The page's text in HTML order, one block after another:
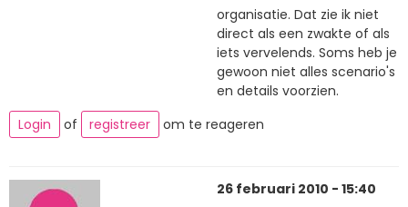
organisatie. Dat zie ik niet
direct als een zwakte of als
iets vervelends. Soms heb je
gewoon niet alles scenario's
en details voorzien.
Login
of registreer om te reageren
26 februari 2010 - 15:40